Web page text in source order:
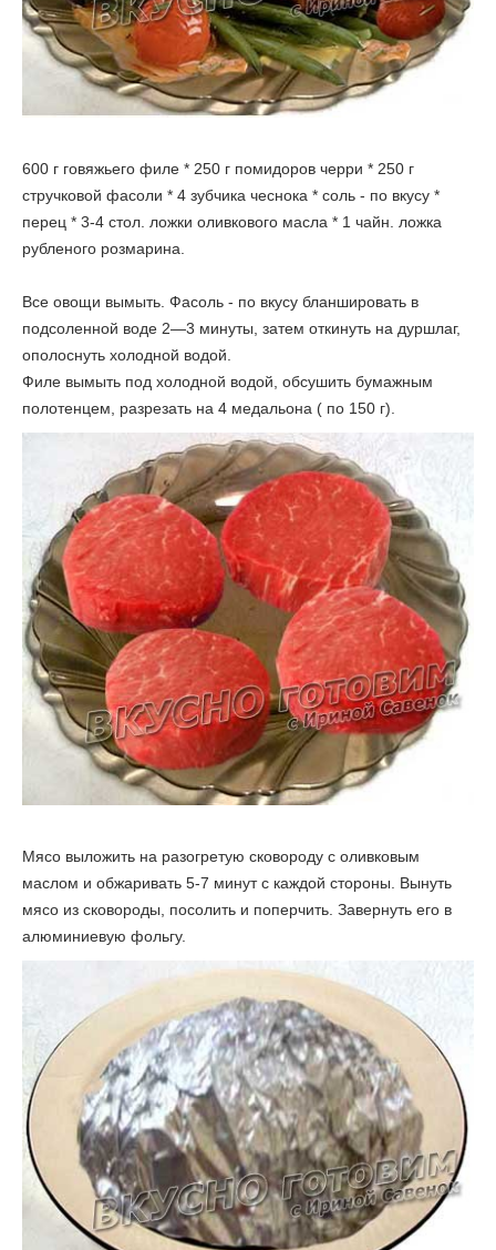
600 г говяжьего филе * 250 г помидоров черри * 250 г
стручковой фасоли * 4 зубчика чеснока * соль - по вкусу *
перец * 3-4 стол. ложки оливкового масла * 1 чайн. ложка
рубленого розмарина.
Все овощи вымыть. Фасоль - по вкусу бланшировать в
подсоленной воде 2—3 минуты, затем откинуть на дуршлаг,
ополоснуть холодной водой.
Филе вымыть под холодной водой, обсушить бумажным
полотенцем, разрезать на 4 медальона ( по 150 г).
Мясо выложить на разогретую сковороду с оливковым
маслом и обжаривать 5-7 минут с каждой стороны. Вынуть
мясо из сковороды, посолить и поперчить. Завернуть его в
алюминиевую фольгу.